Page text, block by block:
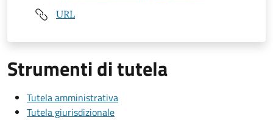
URL
Strumenti di tutela
Tutela amministrativa
Tutela giurisdizionale